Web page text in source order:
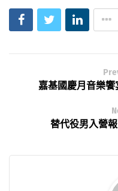
嘉基國慶月音樂
替代役男入營